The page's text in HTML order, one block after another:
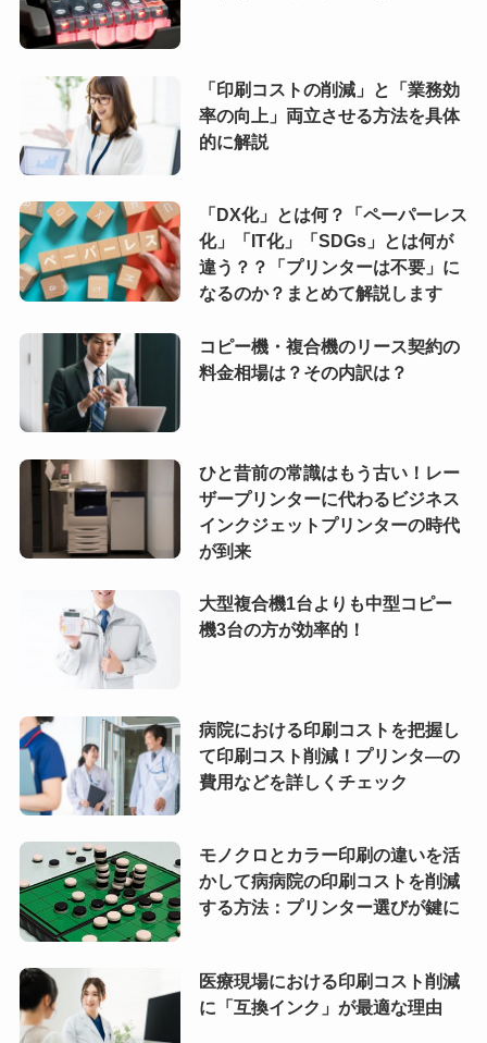
「印刷コストの削減」と「業務効
率の向上」両立させる方法を具体
的に解説
「DX化」とは何？「ペーパーレス
化」「IT化」「SDGs」とは何が
違う？？「プリンターは不要」に
なるのか？まとめて解説します
コピー機・複合機のリース契約の
料金相場は？その内訳は？
ひと昔前の常識はもう古い！レー
ザープリンターに代わるビジネス
インクジェットプリンターの時代
が到来
大型複合機1台よりも中型コピー
機3台の方が効率的！
病院における印刷コストを把握し
て印刷コスト削減！プリンタ―の
費用などを詳しくチェック
モノクロとカラー印刷の違いを活
かして病病院の印刷コストを削減
する方法：プリンター選びが鍵に
医療現場における印刷コスト削減
に「互換インク」が最適な理由